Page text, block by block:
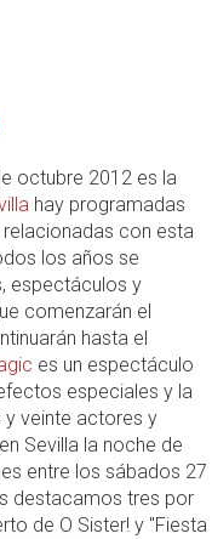
octubre 2012 es la
hay programadas
con esta
los años se
espectáculos y
comenzarán el
hasta el
es un espectáculo
especiales y la
y veinte actores y
Sevilla la noche de
entre los sábados 27
destacamos tres por
de O Sister! y "Fiesta